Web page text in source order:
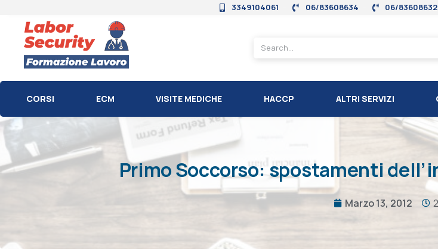
3349104061 06/83608634 06/83608632
CORSI ECM VISITE MEDICHE HACCP ALTRI SERVIZI
Primo Soccorso: spostamenti
Marzo 13, 2012